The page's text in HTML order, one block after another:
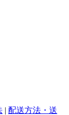
| 配送方法・送